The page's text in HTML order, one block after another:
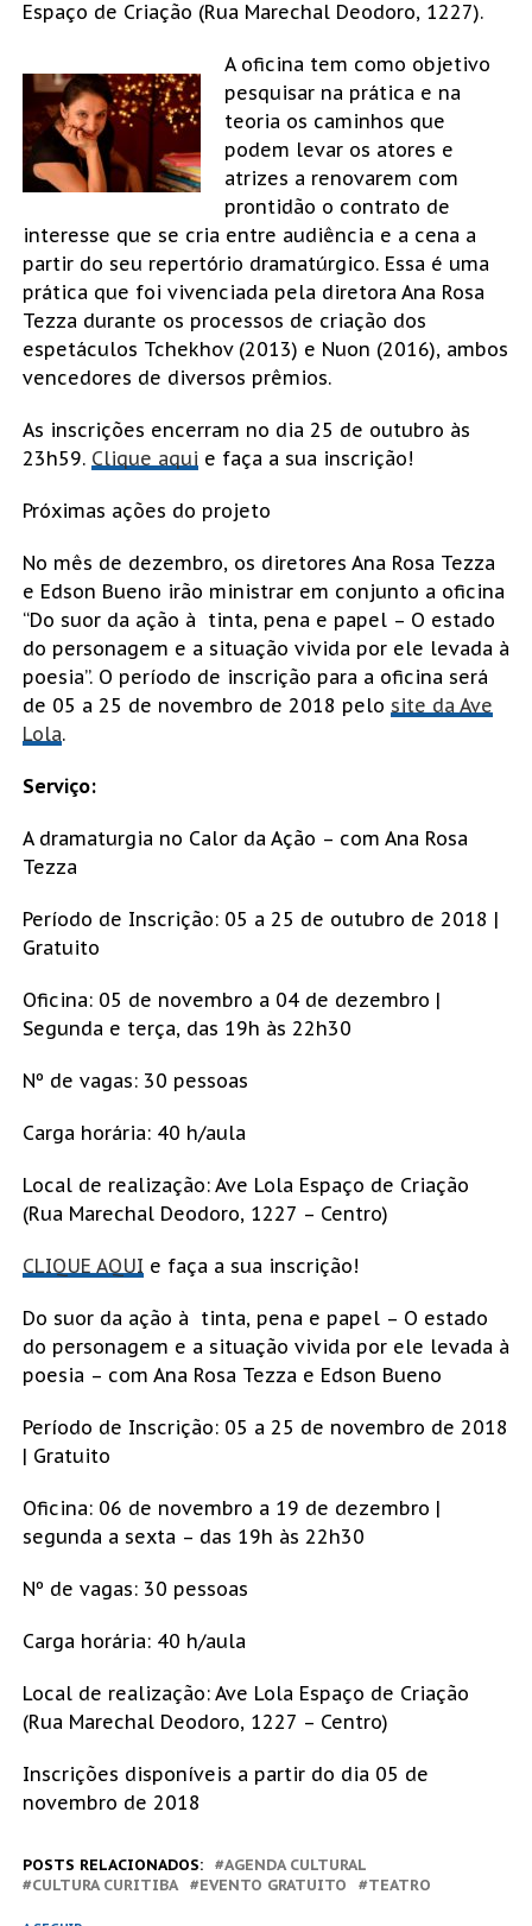
Espaço de Criação (Rua Marechal Deodoro, 1227).
A oficina tem como objetivo
pesquisar na prática e na
teoria os caminhos que
podem levar os atores e
atrizes a renovarem com
prontidão o contrato de
interesse que se cria entre audiência e a cena a
partir do seu repertório dramatúrgico. Essa é uma
prática que foi vivenciada pela diretora Ana Rosa
Tezza durante os processos de criação dos
espetáculos Tchekhov (2013) e Nuon (2016), ambos
vencedores de diversos prêmios.
As inscrições encerram no dia 25 de outubro às
23h59. Clique aqui e faça a sua inscrição!
Próximas ações do projeto
No mês de dezembro, os diretores Ana Rosa Tezza
e Edson Bueno irão ministrar em conjunto a oficina
“Do suor da ação à tinta, pena e papel – O estado
do personagem e a situação vivida por ele levada à
poesia”. O período de inscrição para a oficina será
de 05 a 25 de novembro de 2018 pelo site da Ave
Lola.
Serviço:
A dramaturgia no Calor da Ação – com Ana Rosa
Tezza
Período de Inscrição: 05 a 25 de outubro de 2018 |
Gratuito
Oficina: 05 de novembro a 04 de dezembro |
Segunda e terça, das 19h às 22h30
Nº de vagas: 30 pessoas
Carga horária: 40 h/aula
Local de realização: Ave Lola Espaço de Criação
(Rua Marechal Deodoro, 1227 – Centro)
CLIQUE AQUI e faça a sua inscrição!
Do suor da ação à tinta, pena e papel – O estado
do personagem e a situação vivida por ele levada à
poesia – com Ana Rosa Tezza e Edson Bueno
Período de Inscrição: 05 a 25 de novembro de 2018
| Gratuito
Oficina: 06 de novembro a 19 de dezembro |
segunda a sexta – das 19h às 22h30
Nº de vagas: 30 pessoas
Carga horária: 40 h/aula
Local de realização: Ave Lola Espaço de Criação
(Rua Marechal Deodoro, 1227 – Centro)
Inscrições disponíveis a partir do dia 05 de
novembro de 2018
POSTS RELACIONADOS:
AGENDA CULTURAL
CULTURA CURITIBA
EVENTO GRATUITO TEATRO